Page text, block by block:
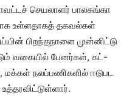
செயலாளர் பாலகங்கா
உள்ளதாகத் தகவல்கள்
பிறந்தநாளை முன்னிட்டு
வகையில் பேனர்கள், கட்-
மக்கள் நலப்பணிகளில் ஈடுபட